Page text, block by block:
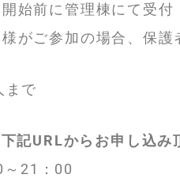
始前に管理棟にて受
がご参加の場合、保
まで
記URLからお申し込み
21：00